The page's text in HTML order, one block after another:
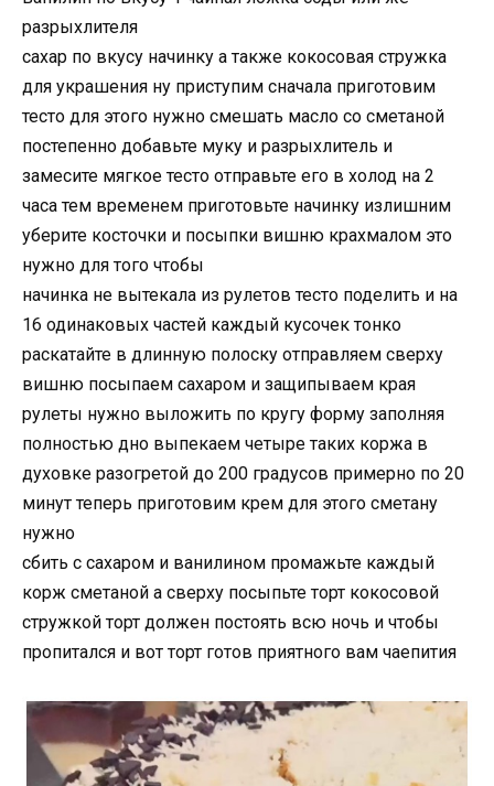
разрыхлителя
сахар по вкусу начинку а также кокосовая стружка
для украшения ну приступим сначала приготовим
тесто для этого нужно смешать масло со сметаной
постепенно добавьте муку и разрыхлитель и
замесите мягкое тесто отправьте его в холод на 2
часа тем временем приготовьте начинку излишним
уберите косточки и посыпки вишню крахмалом это
нужно для того чтобы
начинка не вытекала из рулетов тесто поделить и на
16 одинаковых частей каждый кусочек тонко
раскатайте в длинную полоску отправляем сверху
вишню посыпаем сахаром и защипываем края
рулеты нужно выложить по кругу форму заполняя
полностью дно выпекаем четыре таких коржа в
духовке разогретой до 200 градусов примерно по 20
минут теперь приготовим крем для этого сметану
нужно
сбить с сахаром и ванилином промажьте каждый
корж сметаной а сверху посыпьте торт кокосовой
стружкой торт должен постоять всю ночь и чтобы
пропитался и вот торт готов приятного вам чаепития